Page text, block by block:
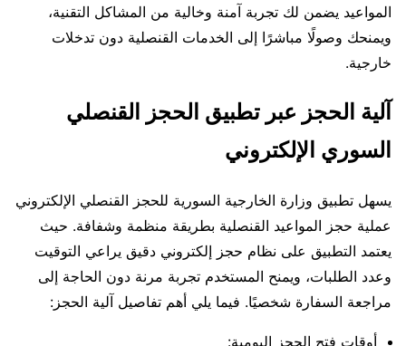
المواعيد يضمن لك تجربة آمنة وخالية من المشاكل التقنية،
ويمنحك وصولًا مباشرًا إلى الخدمات القنصلية دون تدخلات
خارجية.
آلية الحجز عبر تطبيق الحجز القنصلي
السوري الإلكتروني
يسهل تطبيق وزارة الخارجية السورية للحجز القنصلي الإلكتروني
عملية حجز المواعيد القنصلية بطريقة منظمة وشفافة. حيث
يعتمد التطبيق على نظام حجز إلكتروني دقيق يراعي التوقيت
وعدد الطلبات، ويمنح المستخدم تجربة مرنة دون الحاجة إلى
مراجعة السفارة شخصيًا. فيما يلي أهم تفاصيل آلية الحجز:
أوقات فتح الحجز اليومية: